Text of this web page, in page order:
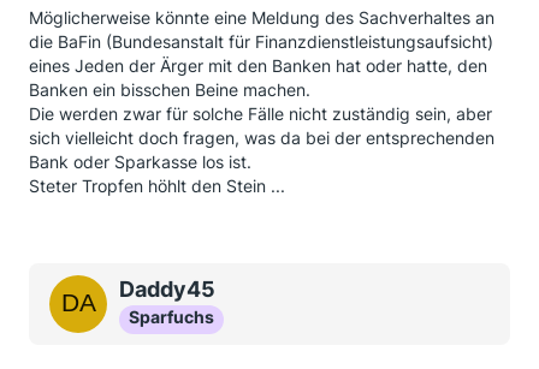
Möglicherweise könnte eine Meldung des Sachverhaltes an
die BaFin (Bundesanstalt für Finanzdienstleistungsaufsicht)
eines Jeden der Ärger mit den Banken hat oder hatte, den
Banken ein bisschen Beine machen.
Die werden zwar für solche Fälle nicht zuständig sein, aber
sich vielleicht doch fragen, was da bei der entsprechenden
Bank oder Sparkasse los ist.
Steter Tropfen höhlt den Stein ...
Daddy45
Sparfuchs